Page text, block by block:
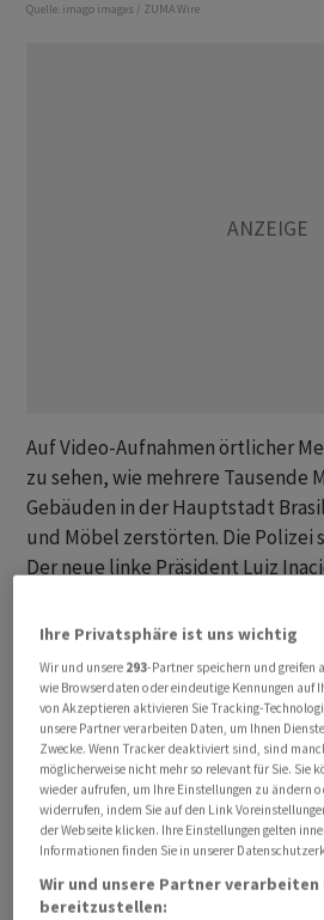
Quelle: imago images / ZUMA Wire
Auf Video-Aufnahmen örtlicher
zu sehen, wie mehrere Tausende
Gebäuden in der Hauptstadt
und Möbel zerstörten. Die Polizei
Der neue linke Präsident Luiz
Rechtspopulisten Bolsonaro für
verantwortlich und beklagte,
hätten wegen mangelhafter
wüten können.
Medienberichten zufolge
Sicherheitskräfte im Laufe des
die Gebäude der drei
Fernsehen wurde gezeigt, wie
Demonstranten in Handschellen
Ihre Privatsphäre ist uns wichtig
Wir und unsere 293-Partner speichern und greifen
wie Browserdaten oder eindeutige Kennungen auf
von Akzeptieren aktivieren Sie Tracking-
unsere Partner verarbeiten Daten, um Ihnen
Zwecke. Wenn Tracker deaktiviert sind, sind
möglicherweise nicht mehr so relevant für Sie. Sie
wieder aufrufen, um Ihre Einstellungen zu ändern
widerrufen, indem Sie auf den Link
der Webseite klicken. Ihre Einstellungen gelten
Informationen finden Sie in unserer
Wir und unsere Partner verarbeiten
bereitzustellen: